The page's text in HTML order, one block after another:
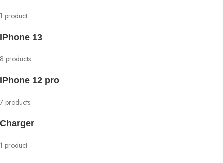
1 product
IPhone 13
8 products
IPhone 12 pro
7 products
Charger
1 product